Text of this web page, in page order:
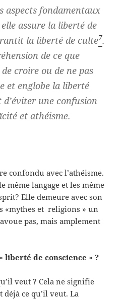
aspects fondamentaux
assure la liberté de
la liberté de culte7.
de ce que
croire ou de ne pas
et englobe la liberté
d’éviter une confusion
et athéisme.
confondu avec l’athéisme.
même langage et les même
Elle demeure avec son
«mythes et religions » un
pas, mais amplement
liberté de conscience » ?
veut ? Cela ne signifie
ce qu’il veut. La